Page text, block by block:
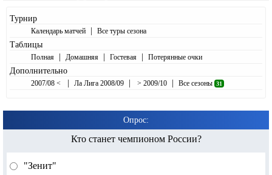
Турнир
Календарь матчей | Все туры сезона
Таблицы
Полная | Домашняя | Гостевая | Потерянные очки
Дополнительно
2007/08 < | Ла Лига 2008/09 | > 2009/10 | Все сезоны 31
Опрос:
Кто станет чемпионом России?
"Зенит"